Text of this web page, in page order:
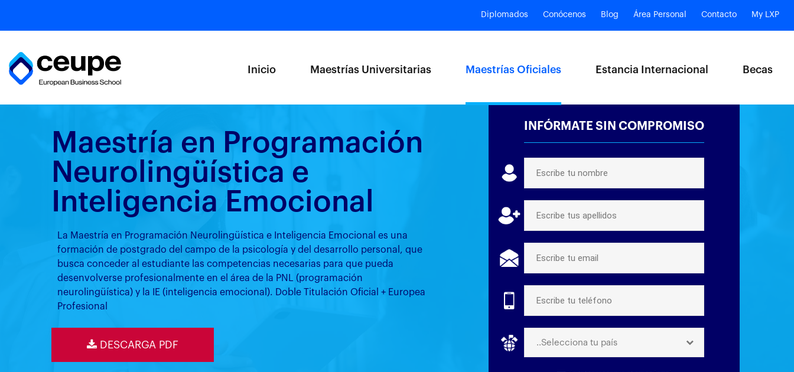
Diplomados Conócenos Blog Área Personal Contacto My LXP
Inicio Maestrías Universitarias Maestrías Oficiales Estancia Internacional Becas
Maestría en Programación
Neurolingüística e
Inteligencia Emocional
La Maestría en Programación Neurolingüística e Inteligencia Emocional es una
formación de postgrado del campo de la psicología y del desarrollo personal, que
busca conceder al estudiante las competencias necesarias para que pueda
desenvolverse profesionalmente en el área de la PNL (programación
neurolingüística) y la IE (inteligencia emocional). Doble Titulación Oficial + Europea
Profesional
DESCARGA PDF
INFÓRMATE SIN COMPROMISO
..Selecciona tu país